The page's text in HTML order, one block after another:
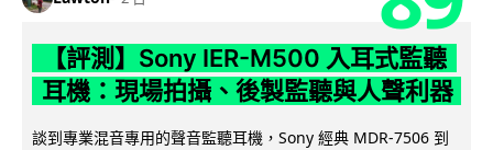
【評測】Sony IER-M500 入耳式監聽
耳機：現場拍攝、後製監聽與人聲利器
談到專業混音專用的聲音監聽耳機，Sony 經典 MDR-7506 到